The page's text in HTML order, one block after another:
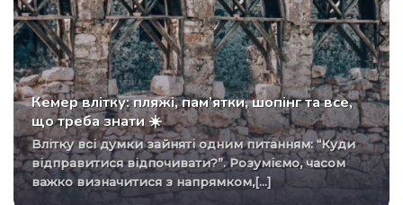
Кемер влітку: пляжі, пам’ятки, шопінг та все,
що треба знати ☀️
Влітку всі думки зайняті одним питанням: “Куди
відправитися відпочивати?”. Розуміємо, часом
важко визначитися з напрямком,[...]